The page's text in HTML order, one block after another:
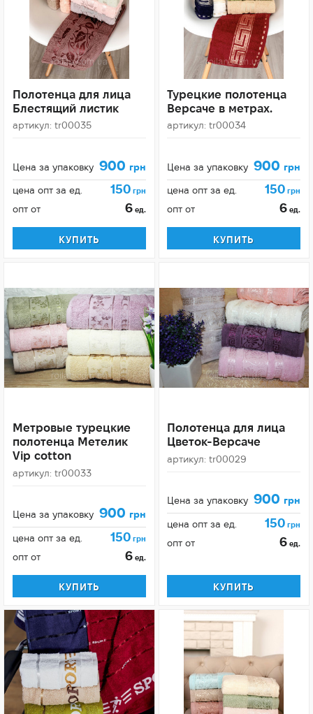
Полотенца для лица
Блестящий листик
артикул: tr00035
Цена за упаковку 900 грн
цена опт за ед. 150 грн
опт от 6 ед.
КУПИТЬ
Турецкие полотенца
Версаче в метрах.
артикул: tr00034
Цена за упаковку 900 грн
цена опт за ед. 150 грн
опт от 6 ед.
КУПИТЬ
Метровые турецкие
полотенца Метелик
Vip cotton
артикул: tr00033
Цена за упаковку 900 грн
цена опт за ед. 150 грн
опт от 6 ед.
КУПИТЬ
Полотенца для лица
Цветок-Версаче
артикул: tr00029
Цена за упаковку 900 грн
цена опт за ед. 150 грн
опт от 6 ед.
КУПИТЬ